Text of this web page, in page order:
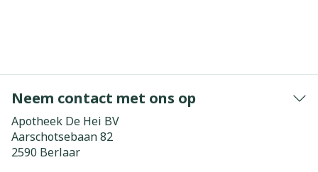
Neem contact met ons op
Apotheek De Hei BV
Aarschotsebaan 82
2590 Berlaar